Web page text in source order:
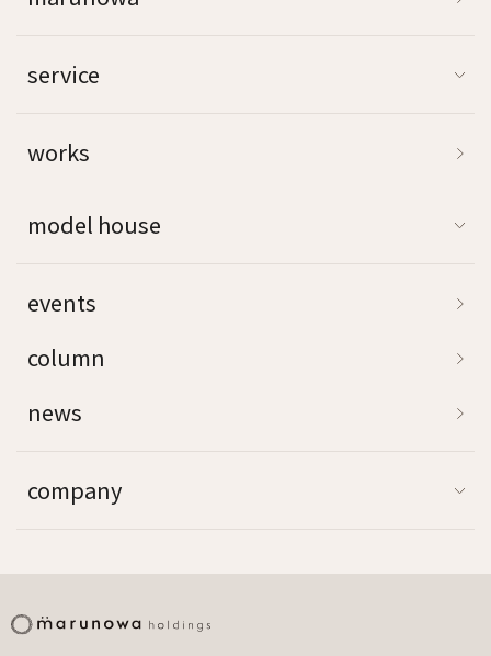
service
works
model house
events
column
news
company